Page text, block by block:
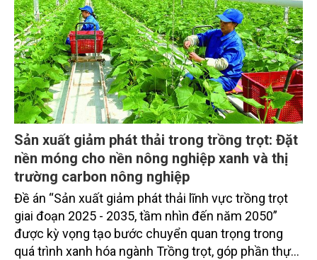
Sản xuất giảm phát thải trong trồng trọt: Đặt
nền móng cho nền nông nghiệp xanh và thị
trường carbon nông nghiệp
Đề án “Sản xuất giảm phát thải lĩnh vực trồng trọt
giai đoạn 2025 - 2035, tầm nhìn đến năm 2050”
được kỳ vọng tạo bước chuyển quan trọng trong
quá trình xanh hóa ngành Trồng trọt, góp phần thực